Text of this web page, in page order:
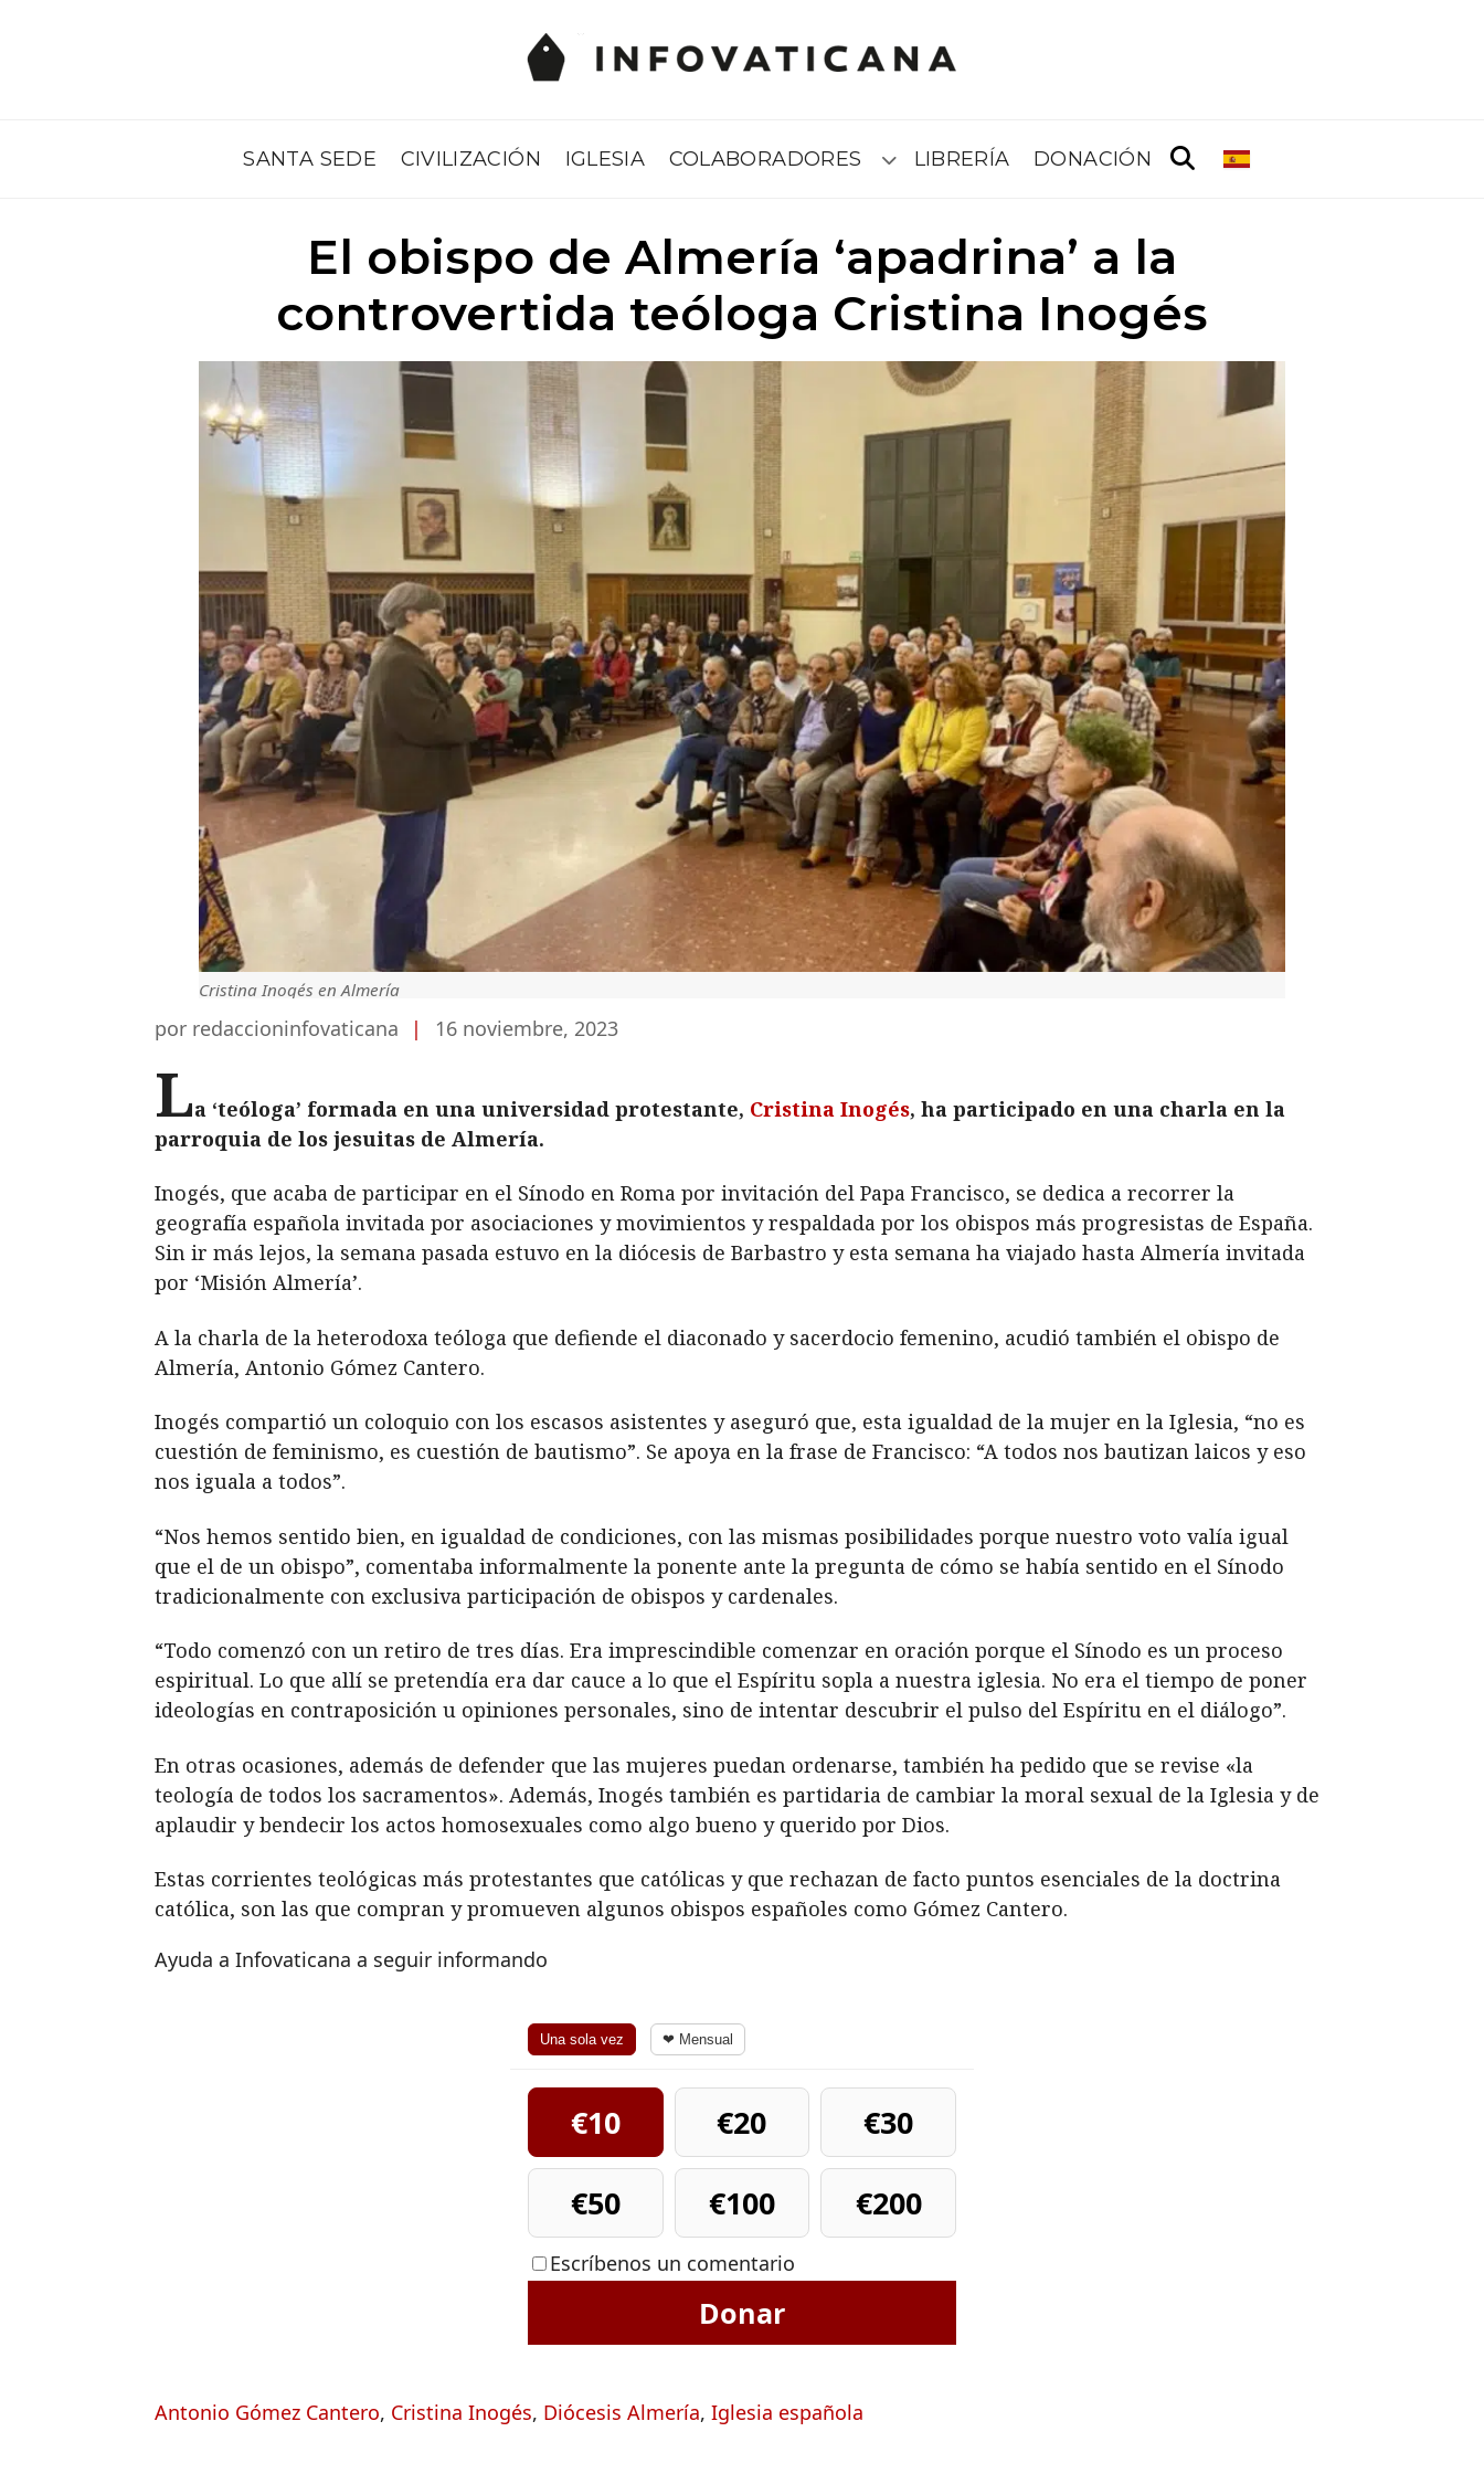
SANTA SEDE CIVILIZACIÓN IGLESIA COLABORADORES Submenú
LIBRERÍA DONACIÓN
El obispo de Almería ‘apadrina’ a la
controvertida teóloga Cristina Inogés
Cristina Inogés en Almería
por redaccioninfovaticana | 16 noviembre, 2023
La ‘teóloga’ formada en una universidad protestante, Cristina Inogés, ha participado en una charla en la
parroquia de los jesuitas de Almería.
Inogés, que acaba de participar en el Sínodo en Roma por invitación del Papa Francisco, se dedica a recorrer la
geografía española invitada por asociaciones y movimientos y respaldada por los obispos más progresistas de España.
Sin ir más lejos, la semana pasada estuvo en la diócesis de Barbastro y esta semana ha viajado hasta Almería invitada
por ‘Misión Almería’.
A la charla de la heterodoxa teóloga que defiende el diaconado y sacerdocio femenino, acudió también el obispo de
Almería, Antonio Gómez Cantero.
Inogés compartió un coloquio con los escasos asistentes y aseguró que, esta igualdad de la mujer en la Iglesia, “no es
cuestión de feminismo, es cuestión de bautismo”. Se apoya en la frase de Francisco: “A todos nos bautizan laicos y eso
nos iguala a todos”.
“Nos hemos sentido bien, en igualdad de condiciones, con las mismas posibilidades porque nuestro voto valía igual
que el de un obispo”, comentaba informalmente la ponente ante la pregunta de cómo se había sentido en el Sínodo
tradicionalmente con exclusiva participación de obispos y cardenales.
“Todo comenzó con un retiro de tres días. Era imprescindible comenzar en oración porque el Sínodo es un proceso
espiritual. Lo que allí se pretendía era dar cauce a lo que el Espíritu sopla a nuestra iglesia. No era el tiempo de poner
ideologías en contraposición u opiniones personales, sino de intentar descubrir el pulso del Espíritu en el diálogo”.
En otras ocasiones, además de defender que las mujeres puedan ordenarse, también ha pedido que se revise «la
teología de todos los sacramentos». Además, Inogés también es partidaria de cambiar la moral sexual de la Iglesia y de
aplaudir y bendecir los actos homosexuales como algo bueno y querido por Dios.
Estas corrientes teológicas más protestantes que católicas y que rechazan de facto puntos esenciales de la doctrina
católica, son las que compran y promueven algunos obispos españoles como Gómez Cantero.
Ayuda a Infovaticana a seguir informando
Una sola vez ❤ Mensual
€10 €20
€30
€50
€100 €200
Escríbenos un comentario
Donar
Antonio Gómez Cantero, Cristina Inogés, Diócesis Almería, Iglesia española